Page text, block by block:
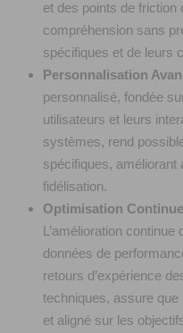
et des points de friction
compréhension sans
spécifiques et de leurs
Personnalisation
personnalisé, fondée
utilisateurs et leurs
systèmes, rend
spécifiques, améliorant
fidélisation.
Optimisation
L’amélioration
données de
retours d’expérience
techniques, assure
et aligné sur les